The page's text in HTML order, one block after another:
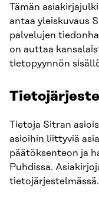
Tämän
antaa yleiskuvaus
palvelujen
on auttaa
tietopyynnön
Tietoja Sitran
asioihin liittyviä
päätöksenteon ja
Puhdissa.
tietojärjestelmässä.